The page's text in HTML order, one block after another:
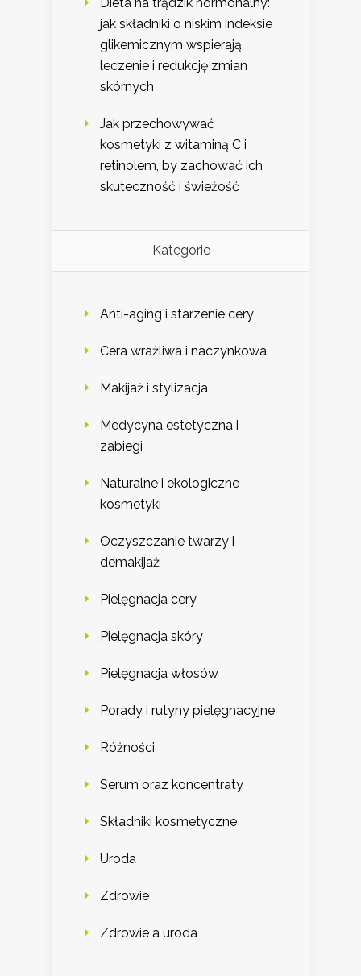
Dieta na trądzik hormonalny:
jak składniki o niskim indeksie
glikemicznym wspierają
leczenie i redukcję zmian
skórnych
Jak przechowywać
kosmetyki z witaminą C i
retinolem, by zachować ich
skuteczność i świeżość
Kategorie
Anti-aging i starzenie cery
Cera wrażliwa i naczynkowa
Makijaż i stylizacja
Medycyna estetyczna i
zabiegi
Naturalne i ekologiczne
kosmetyki
Oczyszczanie twarzy i
demakijaż
Pielęgnacja cery
Pielęgnacja skóry
Pielęgnacja włosów
Porady i rutyny pielęgnacyjne
Różności
Serum oraz koncentraty
Składniki kosmetyczne
Uroda
Zdrowie
Zdrowie a uroda